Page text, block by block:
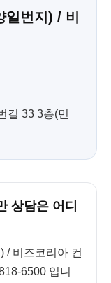
번지) / 비
길 33 3층(민
상담은 어디
/ 비즈코리아 컨
6500 입니